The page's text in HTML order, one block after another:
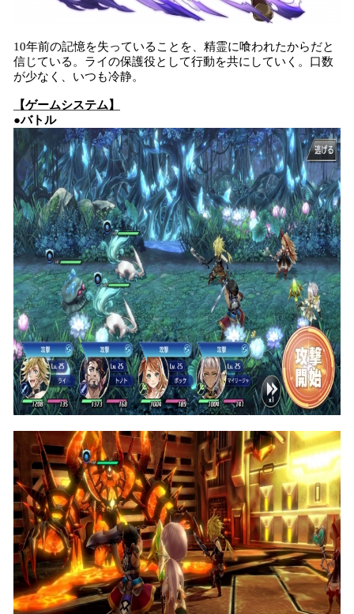
10年前の記憶を失っていることを、精霊に喰われたからだと
信じている。ライの保護役として行動を共にしていく。口数
が少なく、いつも冷静。
【ゲームシステム】
●バトル